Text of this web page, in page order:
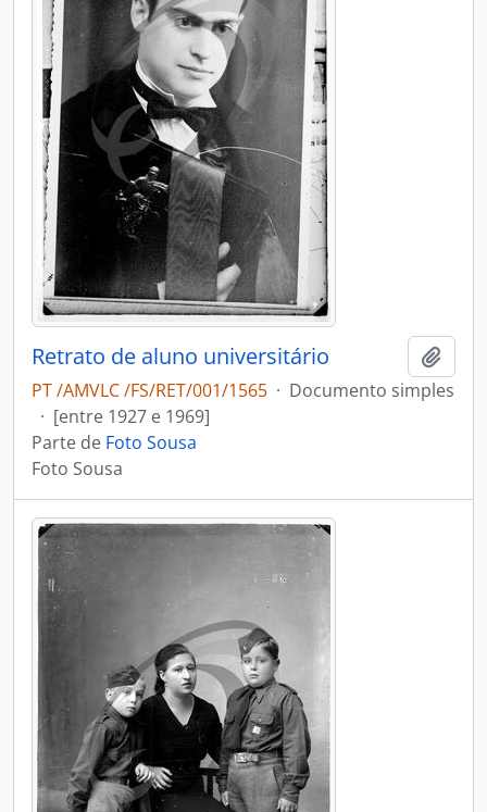
Retrato de aluno universitário
PT /AMVLC /FS/RET/001/1565 · Documento simples
· [entre 1927 e 1969]
Parte de Foto Sousa
Foto Sousa